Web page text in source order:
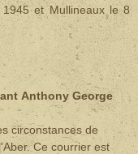
et Mullineaux le 8
Anthony George
circonstances de
Ce courrier est